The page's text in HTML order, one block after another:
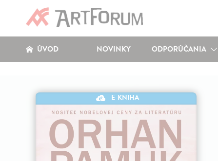
ÚVOD NOVINKY ODPORÚČANIA
E-KNIHA